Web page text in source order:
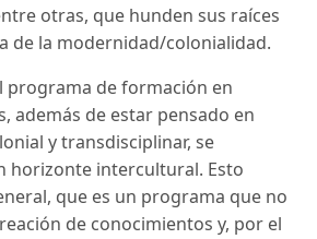
otras, que hunden sus raíces
de la modernidad/colonialidad.
programa de formación en
además de estar pensado en
y transdisciplinar, se
horizonte intercultural. Esto
que es un programa que no
de conocimientos y, por el